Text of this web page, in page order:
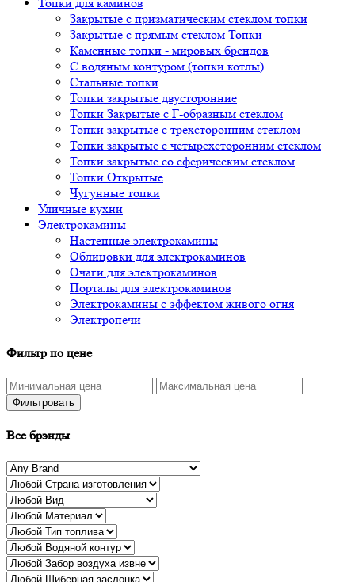
Топки для каминов
Закрытые с призматическим стеклом топки
Закрытые с прямым стеклом Топки
Каменные топки - мировых брендов
С водяным контуром (топки котлы)
Стальные топки
Топки закрытые двусторонние
Топки Закрытые с Г-образным стеклом
Топки закрытые с трехсторонним стеклом
Топки закрытые с четырехсторонним стеклом
Топки закрытые со сферическим стеклом
Топки Открытые
Чугунные топки
Уличные кухни
Электрокамины
Настенные электрокамины
Облицовки для электрокаминов
Очаги для электрокаминов
Порталы для электрокаминов
Электрокамины с эффектом живого огня
Электропечи
Фильтр по цене
Фильтровать
Все брэнды